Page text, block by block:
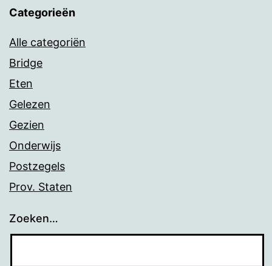
Categorieën
Alle categoriën
Bridge
Eten
Gelezen
Gezien
Onderwijs
Postzegels
Prov. Staten
Zoeken…